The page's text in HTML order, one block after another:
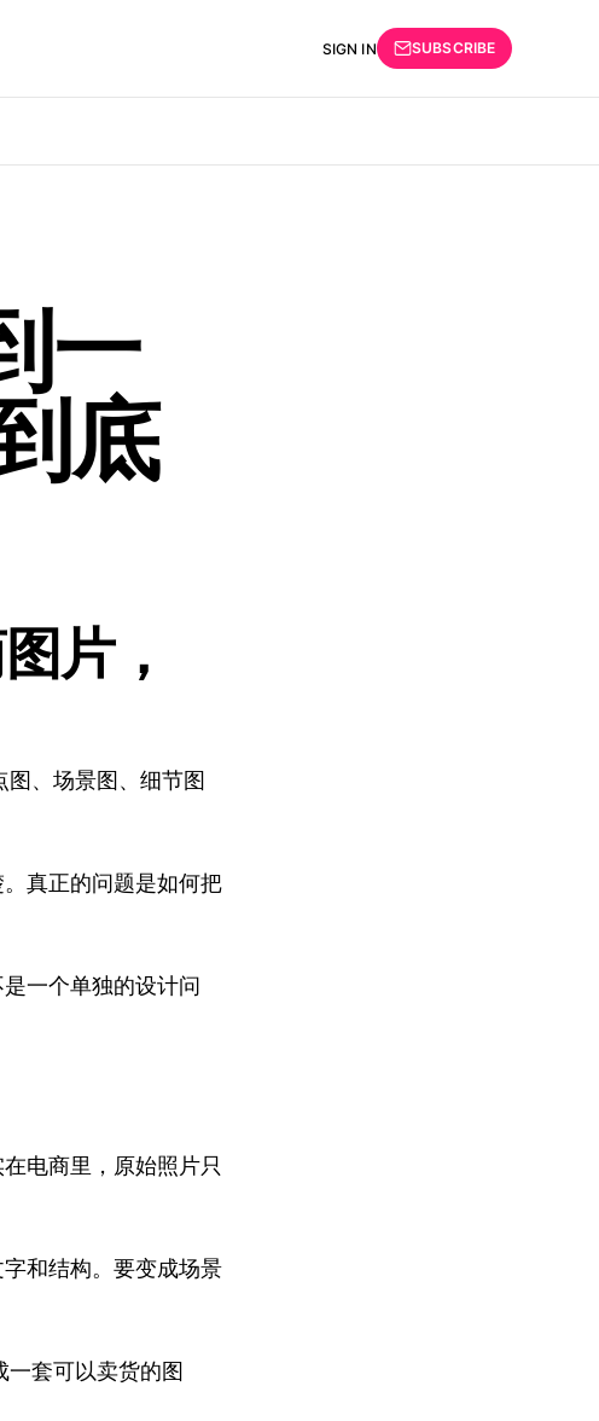
SIGN IN SUBSCRIBE
一
底
片，
、场景图、细节图
真正的问题是如何把
一个单独的设计问
电商里，原始照片只
和结构。要变成场景
套可以卖货的图